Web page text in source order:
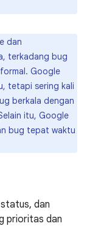
dan
terkadang bug
Google
tetapi sering kali
berkala dengan
itu, Google
bug tepat waktu
dan
prioritas dan